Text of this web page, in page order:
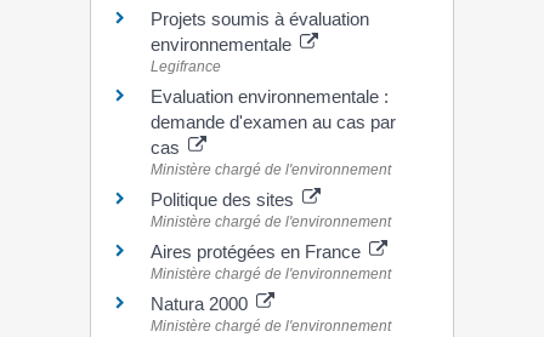
Projets soumis à évaluation
environnementale
Legifrance
Evaluation environnementale :
demande d'examen au cas par
cas
Ministère chargé de l'environnement
Politique des sites
Ministère chargé de l'environnement
Aires protégées en France
Ministère chargé de l'environnement
Natura 2000
Ministère chargé de l'environnement